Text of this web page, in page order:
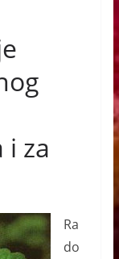
i za
Ra
do